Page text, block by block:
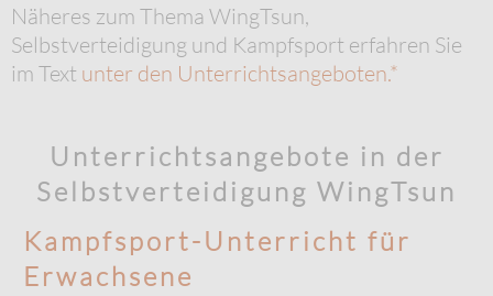
Näheres zum Thema WingTsun,
Selbstverteidigung und Kampfsport erfahren Sie
im Text unter den Unterrichtsangeboten.*
Unterrichtsangebote in der
Selbstverteidigung WingTsun
Kampfsport-Unterricht für
Erwachsene